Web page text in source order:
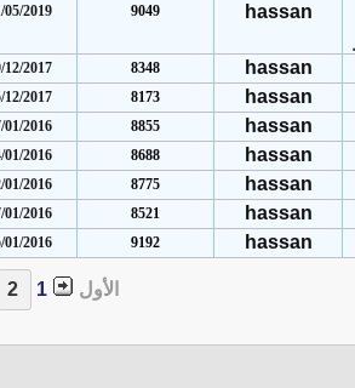
hassan
9049
11/05/2019
hassan
8348
19/12/2017
hassan
8173
05/12/2017
hassan
8855
17/01/2016
hassan
8688
14/01/2016
hassan
8775
12/01/2016
hassan
8521
07/01/2016
hassan
9192
05/01/2016
الأول 1